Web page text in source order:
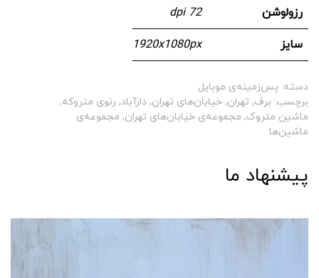
رزولوشن 72 dpi
سایز 1920x1080px
دسته: پس‌زمینه‌ی موبایل
برچسب: برف, تهران, خیابان‌های تهران, دارآباد, رنوی متروکه,
ماشین متروک, مجموعه‌ی خیابان‌های تهران, مجموعه‌ی
ماشین‌ها
پیشنهاد ما